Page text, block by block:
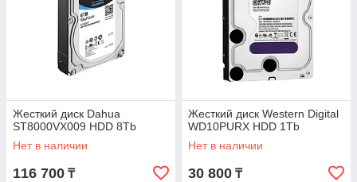
Жесткий диск Dahua
ST8000VX009 HDD 8Tb
Нет в наличии
116 700 ₸
Жесткий диск Western Digital
WD10PURX HDD 1Tb
Нет в наличии
30 800 ₸